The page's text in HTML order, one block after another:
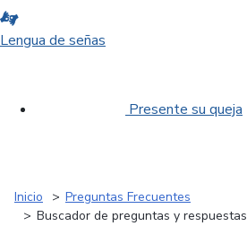
Lengua de señas
Presente su queja
Inicio
Preguntas Frecuentes
Buscador de preguntas y respuestas